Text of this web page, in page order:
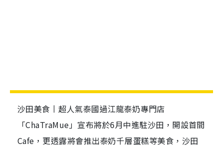
沙田美食丨超人氣泰國過江龍泰奶專門店
「ChaTraMue」宣布將於6月中進駐沙田，開設首間
Cafe，更透露將會推出泰奶千層蛋糕等美食，沙田